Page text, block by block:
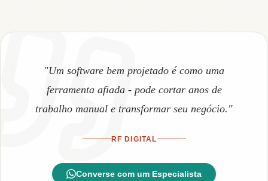
"Um software bem projetado é como uma
ferramenta afiada - pode cortar anos de
trabalho manual e transformar seu negócio."
RF DIGITAL
Converse com um Especialista